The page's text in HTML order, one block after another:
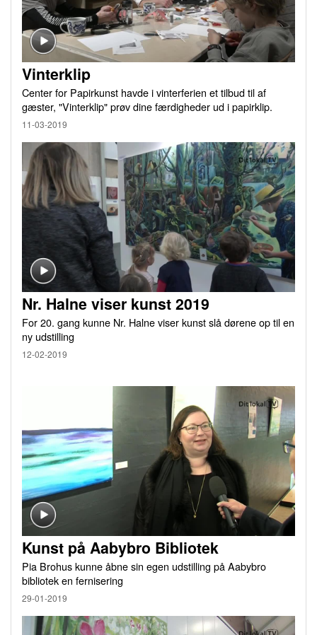
Vinterklip
Center for Papirkunst havde i vinterferien et tilbud til af
gæster, "Vinterklip" prøv dine færdigheder ud i papirklip.
11-03-2019
Nr. Halne viser kunst 2019
For 20. gang kunne Nr. Halne viser kunst slå dørene op til en
ny udstilling
12-02-2019
Kunst på Aabybro Bibliotek
Pia Brohus kunne åbne sin egen udstilling på Aabybro
bibliotek en fernisering
29-01-2019